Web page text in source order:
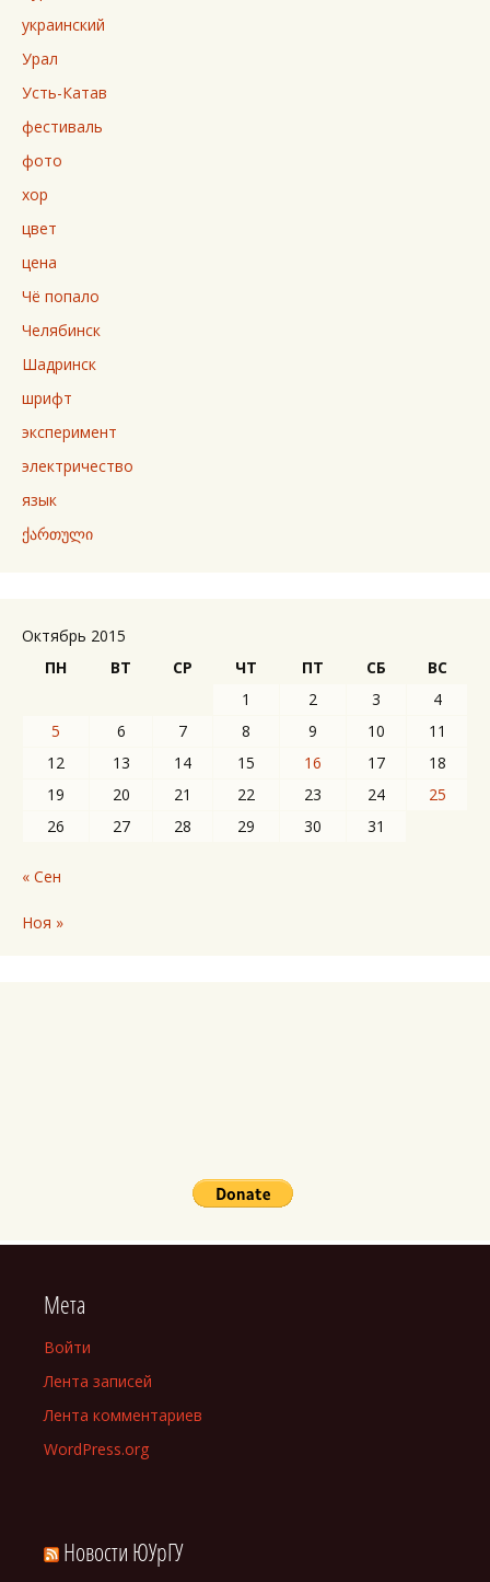
украинский
Урал
Усть-Катав
фестиваль
фото
хор
цвет
цена
Чё попало
Челябинск
Шадринск
шрифт
эксперимент
электричество
язык
ქართული
Октябрь 2015
ПН
ВТ СР ЧТ ПТ СБ
ВС
1
2 3
4
5
6 7 8 9 10
11
12
13 14 15 16 17
18
19
20 21 22 23 24
25
26
27 28 29 30 31
« Сен
Ноя »
Мета
Войти
Лента записей
Лента комментариев
WordPress.org
Новости ЮУрГУ